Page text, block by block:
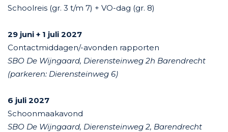
Schoolreis (gr. 3 t/m 7) + VO-dag (gr. 8)
29 juni + 1 juli 2027
Contactmiddagen/-avonden rapporten
SBO De Wijngaard, Dierensteinweg 2h Barendrecht
(parkeren: Dierensteinweg 6)
6 juli 2027
Schoonmaakavond
SBO De Wijngaard, Dierensteinweg 2, Barendrecht